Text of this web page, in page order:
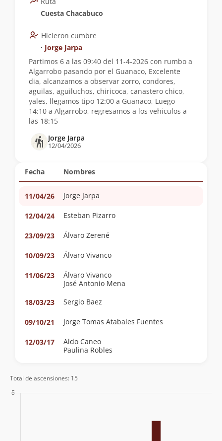
Fecha Nombres
11/04/26 Jorge Jarpa
12/04/24 Esteban Pizarro
23/09/23 Álvaro Zerené
10/09/23 Álvaro Vivanco
11/06/23
Álvaro Vivanco
José Antonio Mena
18/03/23
Sergio Baez
09/10/21 Jorge Tomas Atabales Fuentes
12/03/17
Aldo Caneo
Paulina Robles
Cuesta Chacabuco
Hicieron cumbre
∙ Jorge Jarpa
Partimos 6 a las 09:40 del 11-4-2026 con rumbo a
Algarrobo pasando por el Guanaco, Excelente
dia, alcanzamos a observar zorro, condores,
aguilas, aguiluchos, chiricoca, canastero chico,
yales, llegamos tipo 12:00 a Guanaco, Luego
14:10 a Algarrobo, regresamos a los vehiculos a
las 18:15
Jorge Jarpa
12/04/2026
Total de ascensiones: 15